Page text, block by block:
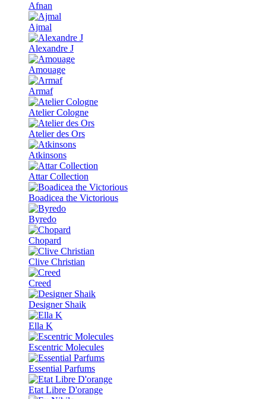
Afnan
Ajmal
Alexandre J
Amouage
Armaf
Atelier Cologne
Atelier des Ors
Atkinsons
Attar Collection
Boadicea the Victorious
Byredo
Chopard
Clive Christian
Creed
Designer Shaik
Ella K
Escentric Molecules
Essential Parfums
Etat Libre D'orange